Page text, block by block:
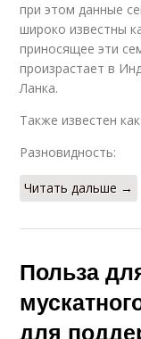
при этом данные
широко известны
приносящее эти
произрастает в
Ланка.
Также известен
Разновидность:
Читать дальше →
Польза
для